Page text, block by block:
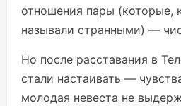
отношения пары (которые,
называли странными) —
Но после расставания в
стали настаивать —
молодая невеста не